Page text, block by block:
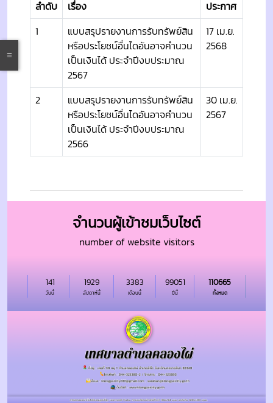
ลำดับ เรื่อง
ประกาศ
1
แบบสรุปรายงานการรับทรัพย์สิน
หรือประโยชน์อื่นไดอันอาจคำนวน
เป็นเงินได้ ประจำปีงบประมาณ
2567
17 เม.ย.
2568
2
แบบสรุปรายงานการรับทรัพย์สิน
หรือประโยชน์อื่นไดอันอาจคำนวน
เป็นเงินได้ ประจำปีงบประมาณ
2566
30 เม.ย.
2567
จำนวนผู้เข้าชมเว็บไซต์
number of website visitors
วันนี้
141
สัปดาห์นี้
1929
เดือนนี้
3383
ปีนี้
99051
ทั้งหมด
110665